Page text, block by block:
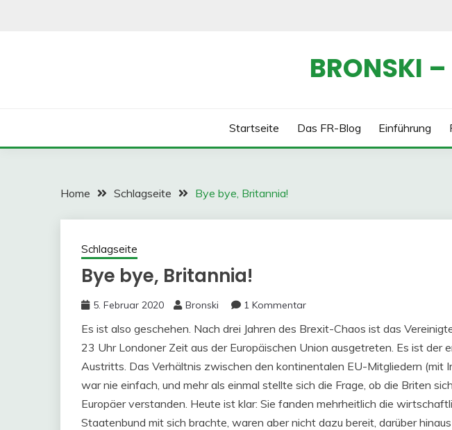
BRONSKI
Startseite Das FR-Blog Einführung
Home Schlagseite Bye bye, Britannia!
Schlagseite
Bye bye, Britannia!
5. Februar 2020 Bronski 1 Kommentar
Es ist also geschehen. Nach drei Jahren des Brexit-Chaos ist das
23 Uhr Londoner Zeit aus der Europäischen Union ausgetreten. Es ist der
Austritts. Das Verhältnis zwischen den kontinentalen EU-Mitgliedern (mit
war nie einfach, und mehr als einmal stellte sich die Frage, ob die Briten
Europäer verstanden. Heute ist klar: Sie fanden mehrheitlich die
Staatenbund mit sich brachte, waren aber nicht dazu bereit, darüber